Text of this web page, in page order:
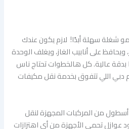
شغلة سهلة أبدًا! لازم يكون عندك
على أنابيب الغاز، ويغلف الوحدة
بدقة عالية. كل هالخطوات تحتاج ناس
دبي اللي تتفوق بخدمة نقل مكيفات
من المركبات المجهزة لنقل
تحمي الأجهزة من أي اهتزازات